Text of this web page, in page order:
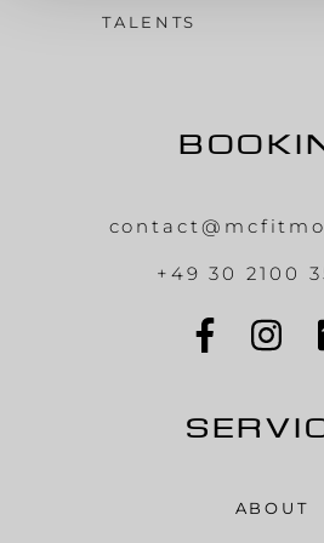
TALENTS
+49 30 2100
ABOUT